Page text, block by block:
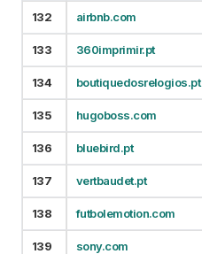
132 airbnb.com
133 360imprimir.pt
134 boutiquedosrelogios.pt
135 hugoboss.com
136 bluebird.pt
137 vertbaudet.pt
138 futbolemotion.com
139 sony.com